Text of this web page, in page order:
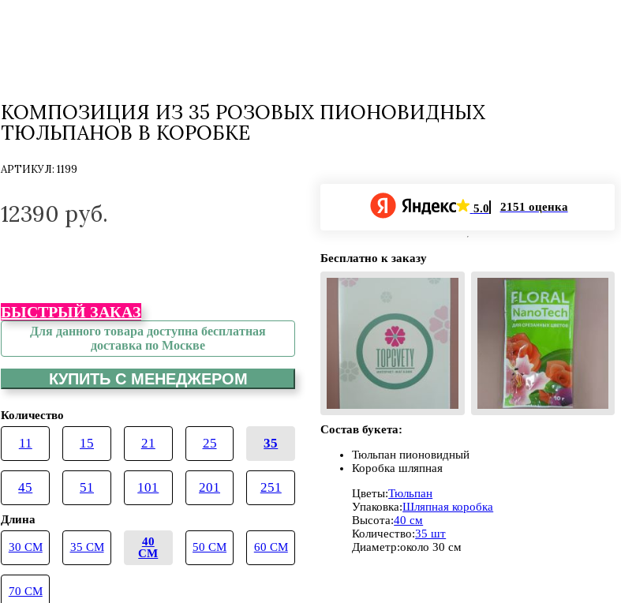
КОМПОЗИЦИЯ ИЗ 35 РОЗОВЫХ ПИОНОВИДНЫХ
ТЮЛЬПАНОВ В КОРОБКЕ
АРТИКУЛ:1199
12390 руб.
БЫСТРЫЙ ЗАКАЗ
Для данного товара доступна бесплатная
доставка по Москве
КУПИТЬ С МЕНЕДЖЕРОМ
Количество
11 15 21 25 35
45 51 101 201 251
Длина
30 СМ 35 СМ
40
СМ
50 СМ 60 СМ
70 СМ
5.0 2151 оценка
Бесплатно к заказу
Состав букета:
Тюльпан пионовидный
Коробка шляпная
Цветы:Тюльпан
Упаковка:Шляпная коробка
Высота:40 см
Количество:35 шт
Диаметр:около 30 см